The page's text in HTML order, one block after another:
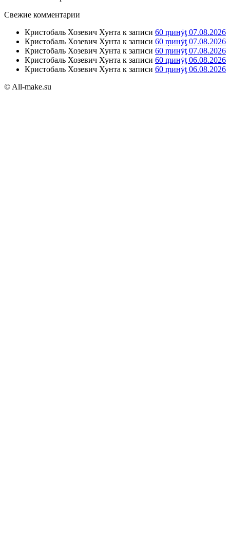
Свежие комментарии
Кристобаль Хозевич Хунта к записи 60 ṃинẏƫ 07.08.2026
Кристобаль Хозевич Хунта к записи 60 ṃинẏƫ 07.08.2026
Кристобаль Хозевич Хунта к записи 60 ṃинẏƫ 07.08.2026
Кристобаль Хозевич Хунта к записи 60 ṃинẏƫ 06.08.2026
Кристобаль Хозевич Хунта к записи 60 ṃинẏƫ 06.08.2026
© All-make.su